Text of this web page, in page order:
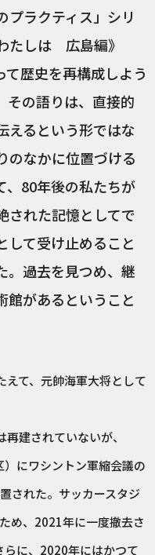
プラクティス」シリ
たしは 広島編》
歴史を再構成しよう
その語りは、直接的
えるという形ではな
のなかに位置づける
、80年後の私たちが
された記憶としてで
して受け止めること
。過去を見つめ、継
館があるということ
て、元帥海軍大将として
建されていないが、
にワシントン軍縮会議の
された。サッカースタジ
め、2021年に一度撤去さ
に、2020年にはかつて